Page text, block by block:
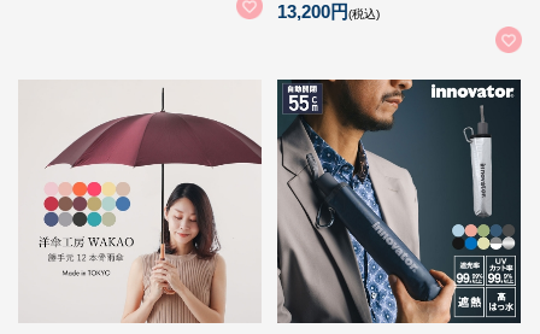
13,200円(税込)